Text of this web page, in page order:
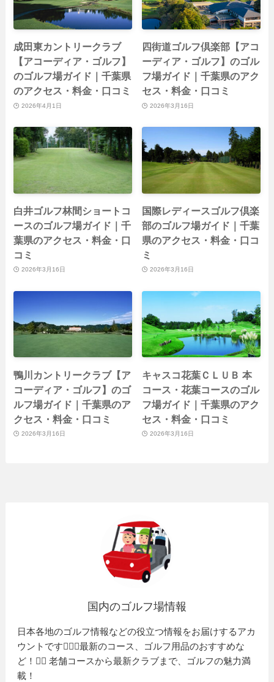
成田東カントリークラブ
【アコーディア・ゴルフ】
のゴルフ場ガイド｜千葉県
のアクセス・料金・口コミ
2026年4月1日
四街道ゴルフ倶楽部【アコ
ーディア・ゴルフ】のゴル
フ場ガイド｜千葉県のアク
セス・料金・口コミ
2026年3月16日
白井ゴルフ林間ショートコ
ースのゴルフ場ガイド｜千
葉県のアクセス・料金・口
コミ
2026年3月16日
国際レディースゴルフ倶楽
部のゴルフ場ガイド｜千葉
県のアクセス・料金・口コ
ミ
2026年3月16日
鴨川カントリークラブ【ア
コーディア・ゴルフ】のゴ
ルフ場ガイド｜千葉県のア
クセス・料金・口コミ
2026年3月16日
キャスコ花葉ＣＬＵＢ 本
コース・花葉コースのゴル
フ場ガイド｜千葉県のアク
セス・料金・口コミ
2026年3月16日
国内のゴルフ場情報
日本各地のゴルフ情報などの役立つ情報をお届けするアカ
ウントです🏌️‍♂️⛳️最新のコース、ゴルフ用品のおすすめな
ど！🏌️‍♀️ 老舗コースから最新クラブまで、ゴルフの魅力満
載！